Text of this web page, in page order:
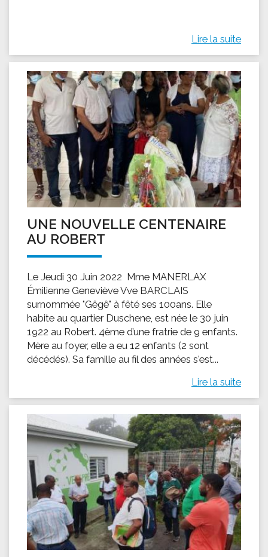
Lire la suite
UNE NOUVELLE CENTENAIRE
AU ROBERT
Le Jeudi 30 Juin 2022 Mme MANERLAX
Émilienne Geneviève Vve BARCLAIS
surnommée "Gêgê" à fêté ses 100ans. Elle
habite au quartier Duschene, est née le 30 juin
1922 au Robert. 4ème d’une fratrie de 9 enfants.
Mère au foyer, elle a eu 12 enfants (2 sont
décédés). Sa famille au fil des années s'est...
Lire la suite